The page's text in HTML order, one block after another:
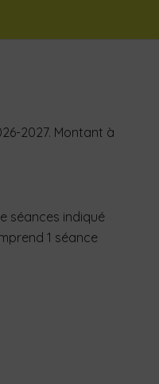
2027. Montant à
séances indiqué
1 séance